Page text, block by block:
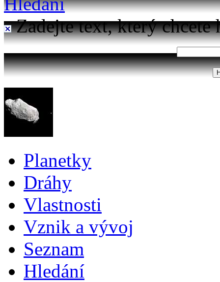
Zadejte text, který chcete
Planetky
Dráhy
Vlastnosti
Vznik a vývoj
Seznam
Hledání